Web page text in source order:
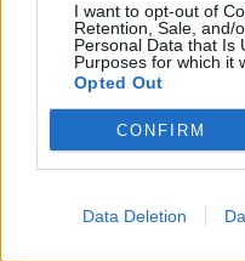
I want to opt-out of
Retention, Sale, and/
Personal Data that Is
Purposes for which it
Opted Out
CONFIRM
Data Deletion
Facebook
Email